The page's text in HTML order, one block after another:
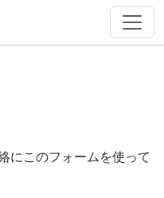
にこのフォームを使って